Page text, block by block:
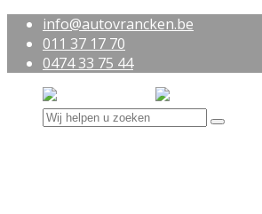
info@autovrancken.be
011 37 17 70
0474 33 75 44